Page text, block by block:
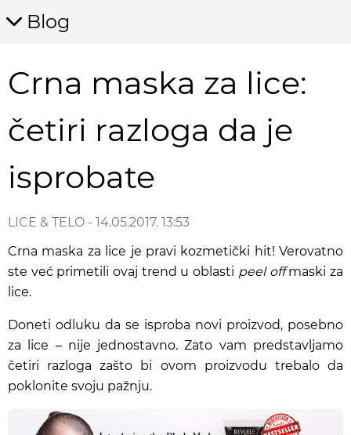
Blog
Crna maska za lice:
četiri razloga da je
isprobate
LICE & TELO - 14.05.2017. 13:53
Crna maska za lice je pravi kozmetički hit! Verovatno
ste već primetili ovaj trend u oblasti peel offmaski za
lice.
Doneti odluku da se isproba novi proizvod, posebno
za lice – nije jednostavno. Zato vam predstavljamo
četiri razloga zašto bi ovom proizvodu trebalo da
poklonite svoju pažnju.